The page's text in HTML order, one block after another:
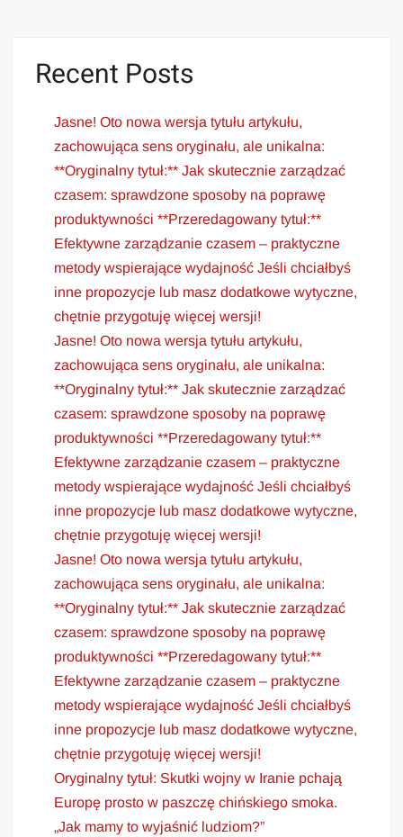
Recent Posts
Jasne! Oto nowa wersja tytułu artykułu,
zachowująca sens oryginału, ale unikalna:
**Oryginalny tytuł:** Jak skutecznie zarządzać
czasem: sprawdzone sposoby na poprawę
produktywności **Przeredagowany tytuł:**
Efektywne zarządzanie czasem – praktyczne
metody wspierające wydajność Jeśli chciałbyś
inne propozycje lub masz dodatkowe wytyczne,
chętnie przygotuję więcej wersji!
Jasne! Oto nowa wersja tytułu artykułu,
zachowująca sens oryginału, ale unikalna:
**Oryginalny tytuł:** Jak skutecznie zarządzać
czasem: sprawdzone sposoby na poprawę
produktywności **Przeredagowany tytuł:**
Efektywne zarządzanie czasem – praktyczne
metody wspierające wydajność Jeśli chciałbyś
inne propozycje lub masz dodatkowe wytyczne,
chętnie przygotuję więcej wersji!
Jasne! Oto nowa wersja tytułu artykułu,
zachowująca sens oryginału, ale unikalna:
**Oryginalny tytuł:** Jak skutecznie zarządzać
czasem: sprawdzone sposoby na poprawę
produktywności **Przeredagowany tytuł:**
Efektywne zarządzanie czasem – praktyczne
metody wspierające wydajność Jeśli chciałbyś
inne propozycje lub masz dodatkowe wytyczne,
chętnie przygotuję więcej wersji!
Oryginalny tytuł: Skutki wojny w Iranie pchają
Europę prosto w paszczę chińskiego smoka.
„Jak mamy to wyjaśnić ludziom?”